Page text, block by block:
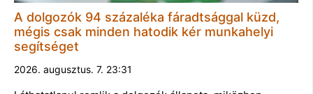
A dolgozók 94 százaléka fáradtsággal küzd,
mégis csak minden hatodik kér munkahelyi
segítséget
2026. augusztus. 7. 23:31